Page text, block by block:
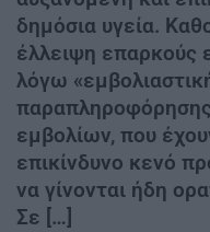
δημόσια υγεία.
έλλειψη επαρκούς
λόγω
εμβολίων, που
επικίνδυνο κενό
να γίνονται ήδη
Σε […]